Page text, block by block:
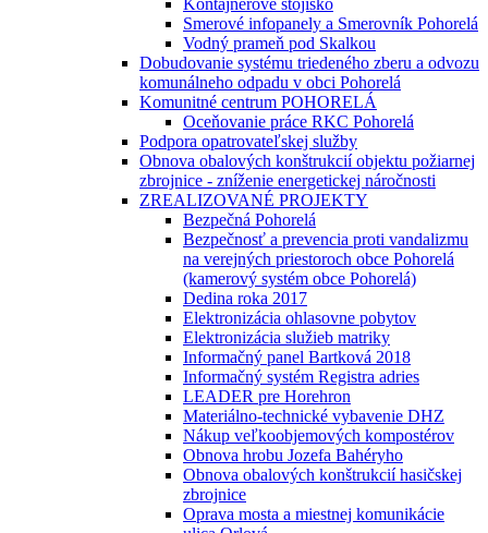
Kontajnerové stojisko
Smerové infopanely a Smerovník Pohorelá
Vodný prameň pod Skalkou
Dobudovanie systému triedeného zberu a odvozu
komunálneho odpadu v obci Pohorelá
Komunitné centrum POHORELÁ
Oceňovanie práce RKC Pohorelá
Podpora opatrovateľskej služby
Obnova obalových konštrukcií objektu požiarnej
zbrojnice - zníženie energetickej náročnosti
ZREALIZOVANÉ PROJEKTY
Bezpečná Pohorelá
Bezpečnosť a prevencia proti vandalizmu
na verejných priestoroch obce Pohorelá
(kamerový systém obce Pohorelá)
Dedina roka 2017
Elektronizácia ohlasovne pobytov
Elektronizácia služieb matriky
Informačný panel Bartková 2018
Informačný systém Registra adries
LEADER pre Horehron
Materiálno-technické vybavenie DHZ
Nákup veľkoobjemových kompostérov
Obnova hrobu Jozefa Bahéryho
Obnova obalových konštrukcií hasičskej
zbrojnice
Oprava mosta a miestnej komunikácie